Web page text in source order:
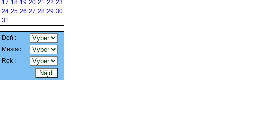
17 18 19 20 21 22 23
24 25 26 27 28 29 30
31
Deň :
Mesiac :
Rok :